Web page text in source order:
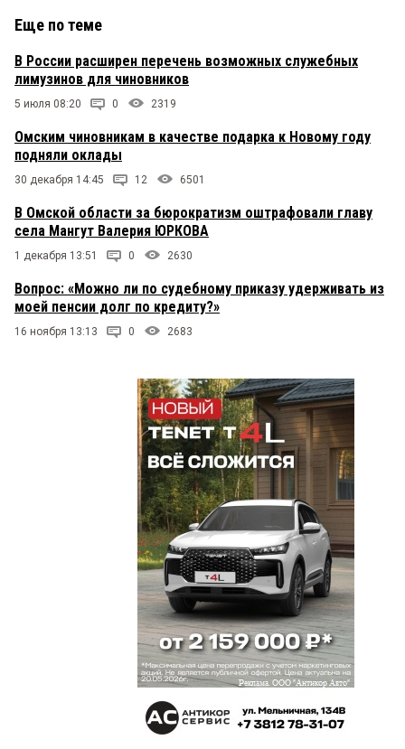
Еще по теме
В России расширен перечень возможных служебных
лимузинов для чиновников
5 июля 08:20 0 2319
Омским чиновникам в качестве подарка к Новому году
подняли оклады
30 декабря 14:45 12 6501
В Омской области за бюрократизм оштрафовали главу
села Мангут Валерия ЮРКОВА
1 декабря 13:51 0 2630
Вопрос: «Можно ли по судебному приказу удерживать из
моей пенсии долг по кредиту?»
16 ноября 13:13 0 2683